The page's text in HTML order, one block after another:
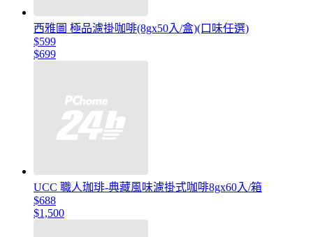
西雅圖 極品濾掛咖啡(8gx50入/盒)(口味任選)
$599
$699
UCC 職人珈琲-典藏風味濾掛式咖啡8gx60入/箱
$688
$1,500